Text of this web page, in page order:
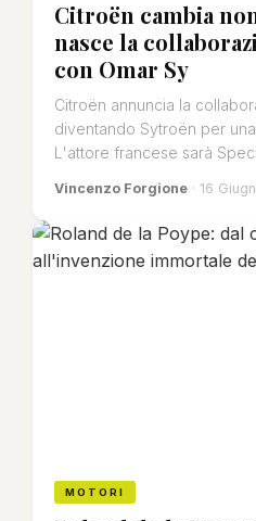
Citroën cambia
nasce la
con Omar Sy
Citroën annuncia la
diventando Sytroën per
L'attore francese sarà
Vincenzo Forgione · 16
MOTORI